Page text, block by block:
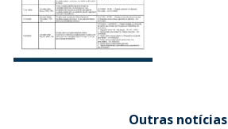
Outras notícias